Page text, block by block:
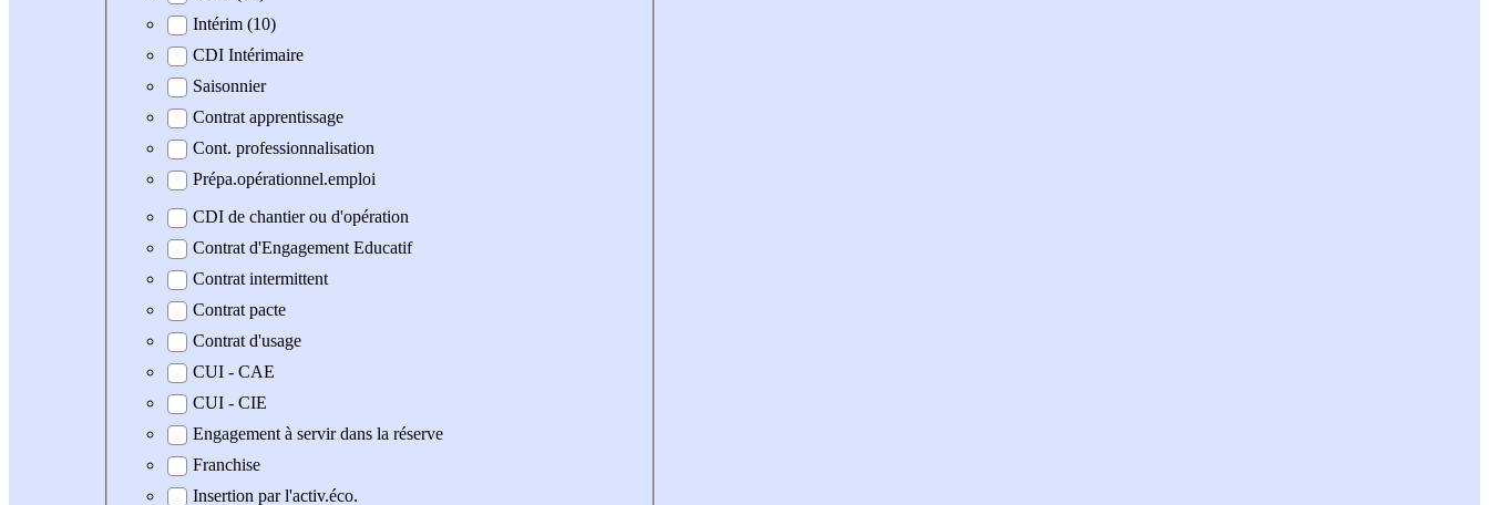
Intérim (10)
CDI Intérimaire
Saisonnier
Contrat apprentissage
Cont. professionnalisation
Prépa.opérationnel.emploi
CDI de chantier ou d'opération
Contrat d'Engagement Educatif
Contrat intermittent
Contrat pacte
Contrat d'usage
CUI - CAE
CUI - CIE
Engagement à servir dans la réserve
Franchise
Insertion par l'activ.éco.